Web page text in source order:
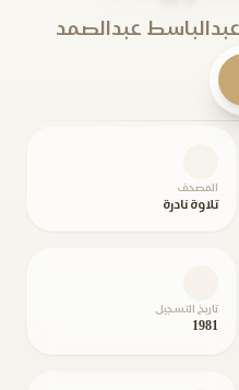
عبدالصمد
المصحف
تلاوة نادرة
تاريخ التسجيل
1981